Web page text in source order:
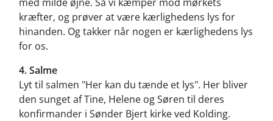
kræfter, og prøver at være kærlighedens lys for
hinanden. Og takker når nogen er kærlighedens lys
for os.
4.Salme
Lyt til salmen "Her kan du tænde et lys". Her bliver
den sunget af Tine, Helene og Søren til deres
konfirmander i Sønder Bjert kirke ved Kolding.